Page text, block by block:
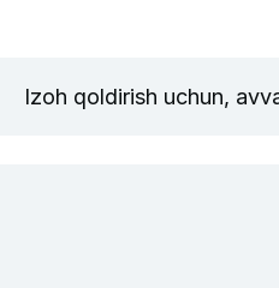
Izoh qoldirish uchun,